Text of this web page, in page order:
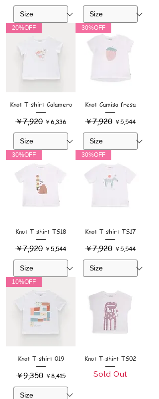
20%OFF
Knot T-shirt Calamero
通常価格
￥7,920 セール価格
￥6,336
30%OFF
Knot Camisa fresa
通常価格
￥7,920 セール価格
￥5,544
30%OFF
Knot T-shirt TS18
通常価格
￥7,920 セール価格
￥5,544
30%OFF
Knot T-shirt TS17
通常価格
￥7,920 セール価格
￥5,544
10%OFF
Knot T-shirt 019
通常価格
￥9,350 セール価格
￥8,415
Knot T-shirt TS02
Sold Out